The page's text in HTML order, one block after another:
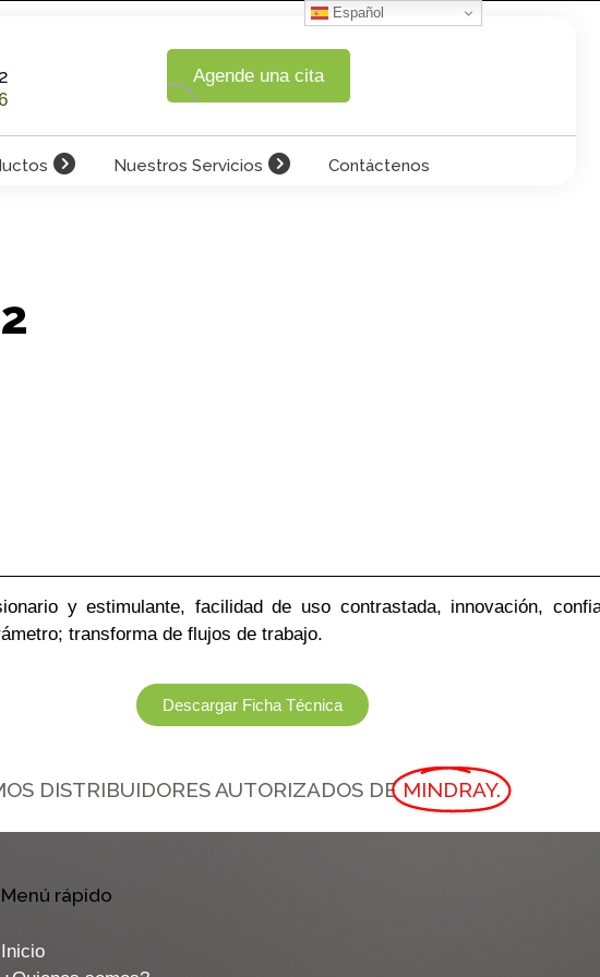
Agende una cita
Nuestros Servicios Contáctenos
y estimulante, facilidad de uso contrastada, innovación,
transforma de flujos de trabajo.
Descargar Ficha Técnica
DISTRIBUIDORES AUTORIZADOS DE MINDRAY.
Menú rápido
Inicio
Español